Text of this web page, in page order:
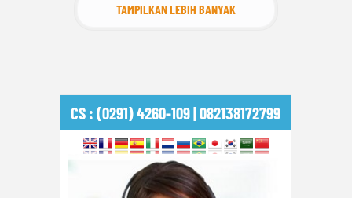
TAMPILKAN LEBIH BANYAK
CS : (0291) 4260-109 | 082138172799